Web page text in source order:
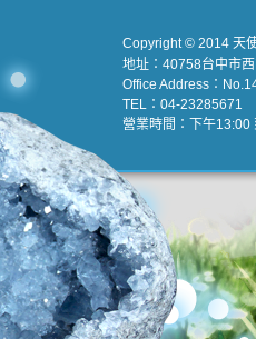
Copyright © 2014 天
地址：40758台中市
Office Address：
TEL：04-23285671
營業時間：下午13:00